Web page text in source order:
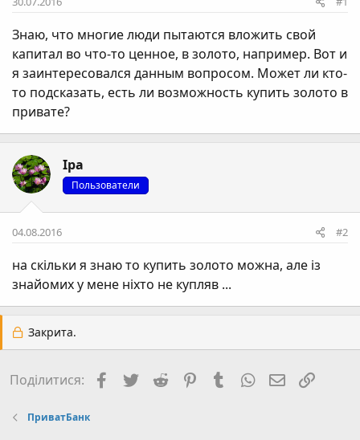
н
я
Знаю, что многие люди пытаются вложить свой
капитал во что-то ценное, в золото, например. Вот и
я заинтересовался данным вопросом. Может ли кто-
то подсказать, есть ли возможность купить золото в
привате?
Ipa
Пользователи
04.08.2016 #2
на скільки я знаю то купить золото можна, але із
знайомих у мене ніхто не купляв ...
Закрита.
Поділитися: Facebook
TwitterReddit PinterestTumblrWhatsApp
E-mail
ПриватБанк